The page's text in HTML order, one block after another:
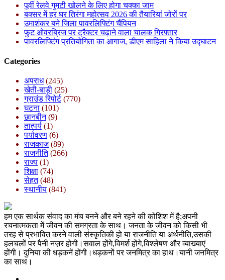
पूर्वी रेलवे गुमटी खोलने के लिए होगा चक्का जाम
बक्सर में हर घर तिरंगा महोत्सव 2026 की तैयारियां जोरों पर
उमाशंकर बने जिला पावरलिफ्टिंग चैंपियन
फुट ओवरब्रिज पर ट्रैक्टर चढ़ाने वाला चालक गिरफ्तार
पावरलिफ्टिंग प्रतियोगिता का आगाज, डीएम साहिला ने किया उद्घाटन
Categories
अपराध(245)
खेती-बाड़ी (25)
ग्राउंड रिपोर्ट(770)
घटना (101)
छानबीन(9)
तात्पर्य (1)
पर्यावरण (6)
राजकाज(89)
राजनीति(266)
राज्य (1)
शिक्षा (74)
सेहत(48)
स्थानीय (841)
हम एक सार्थक संवाद का मंच बनने और बने रहने की कोशिश में है;अपनी
रचनात्मकता में जीवन की समग्रता के साथ। जनता के जीवन को किसी भी
तरह से प्रभावित करने वाली संस्कृतिकी हो या राजनीति या अर्थनीति,उसकी
हलचलों पर पैनी नज़र होगी।सवाल होंगे,विमर्श होंगे,विश्लेषण और व्याख्याएं
होंगी। दुनिया की धड़कनें होंगी।धड़कनों पर जनमित्र का हाथ।यानी जनमित्र
का साथ।